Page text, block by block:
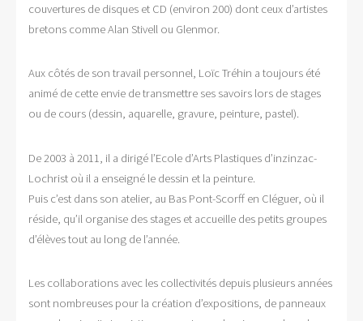
couvertures de disques et CD (environ 200) dont ceux d’artistes
bretons comme Alan Stivell ou Glenmor.
Aux côtés de son travail personnel, Loïc Tréhin a toujours été
animé de cette envie de transmettre ses savoirs lors de stages
ou de cours (dessin, aquarelle, gravure, peinture, pastel).
De 2003 à 2011, il a dirigé l’Ecole d’Arts Plastiques d’inzinzac-
Lochrist où il a enseigné le dessin et la peinture.
Puis c’est dans son atelier, au Bas Pont-Scorff en Cléguer, où il
réside, qu’il organise des stages et accueille des petits groupes
d’élèves tout au long de l’année.
Les collaborations avec les collectivités depuis plusieurs années
sont nombreuses pour la création d’expositions, de panneaux